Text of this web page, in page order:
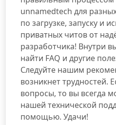
unnamedtech для
по загрузке, запуску и
приватных читов от
разработчика! Внутри
найти FAQ и другие
Следуйте нашим
возникнет трудностей.
вопросы, то вы всегда
нашей технической
помощью. Удачи!